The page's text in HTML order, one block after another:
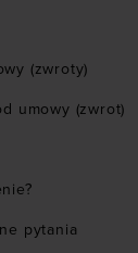
(zwroty)
umowy (zwrot)
pytania